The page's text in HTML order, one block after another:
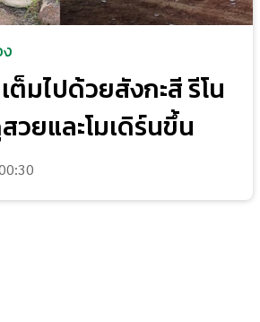
ต็มไปด้วยสังกะสี รีโน
วยและโมเดิร์นขึ้น